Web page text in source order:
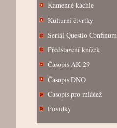
Kamenné kachle
Kulturní čtvrtky
Seriál Questio Confinum
Představení knížek
Časopis AK-29
Časopis DNO
Časopis pro mládež
Povídky